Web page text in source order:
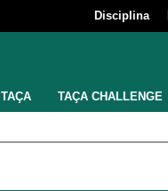
Disciplina
TAÇA TAÇA CHALLENGE